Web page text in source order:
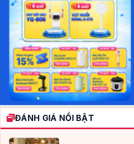
ĐÁNH GIÁ NỔI BẬT